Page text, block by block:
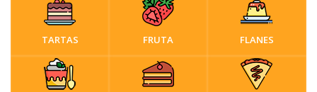
TARTAS FRUTA FLANES